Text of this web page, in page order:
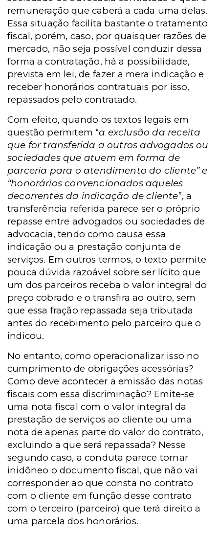
remuneração que caberá a cada uma delas.
Essa situação facilita bastante o tratamento
fiscal, porém, caso, por quaisquer razões de
mercado, não seja possível conduzir dessa
forma a contratação, há a possibilidade,
prevista em lei, de fazer a mera indicação e
receber honorários contratuais por isso,
repassados pelo contratado.
Com efeito, quando os textos legais em
questão permitem “a exclusão da receita
que for transferida a outros advogados ou
sociedades que atuem em forma de
parceria para o atendimento do cliente” e
“honorários convencionados aqueles
decorrentes da indicação de cliente”, a
transferência referida parece ser o próprio
repasse entre advogados ou sociedades de
advocacia, tendo como causa essa
indicação ou a prestação conjunta de
serviços. Em outros termos, o texto permite
pouca dúvida razoável sobre ser lícito que
um dos parceiros receba o valor integral do
preço cobrado e o transfira ao outro, sem
que essa fração repassada seja tributada
antes do recebimento pelo parceiro que o
indicou.
No entanto, como operacionalizar isso no
cumprimento de obrigações acessórias?
Como deve acontecer a emissão das notas
fiscais com essa discriminação? Emite-se
uma nota fiscal com o valor integral da
prestação de serviços ao cliente ou uma
nota de apenas parte do valor do contrato,
excluindo a que será repassada? Nesse
segundo caso, a conduta parece tornar
inidôneo o documento fiscal, que não vai
corresponder ao que consta no contrato
com o cliente em função desse contrato
com o terceiro (parceiro) que terá direito a
uma parcela dos honorários.